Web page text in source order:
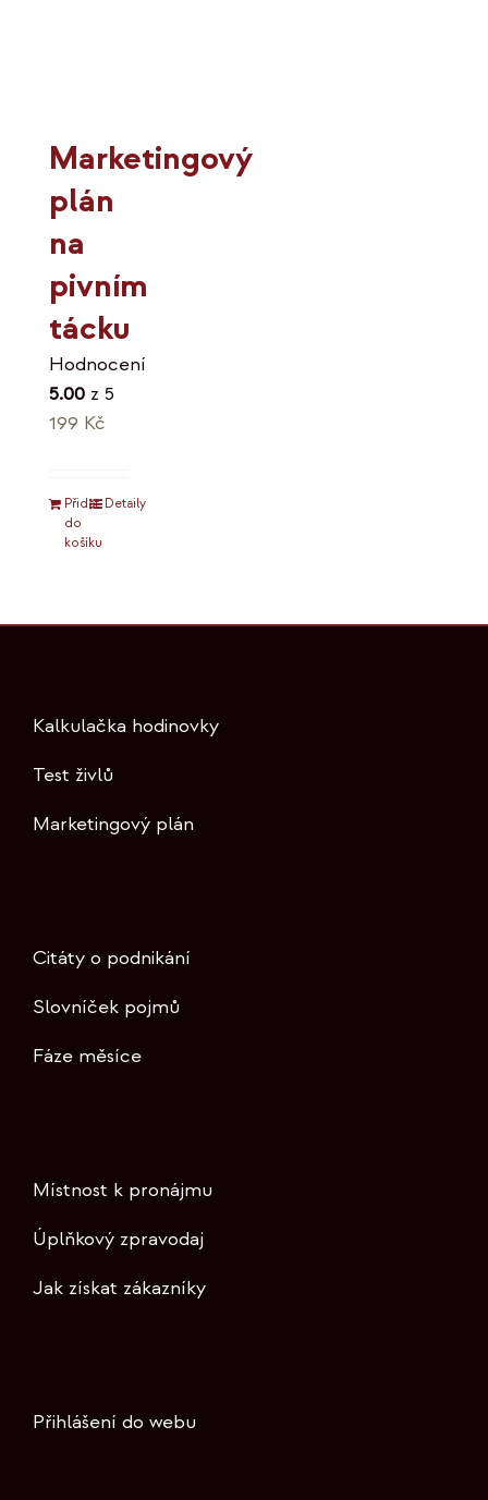
Marketingový
plán
na
pivním
tácku
Hodnocení
5.00 z 5
199 Kč
Přidat
do
košíku
Detaily
Kalkulačka hodinovky
Test živlů
Marketingový plán
Citáty o podnikání
Slovníček pojmů
Fáze měsíce
Místnost k pronájmu
Úplňkový zpravodaj
Jak získat zákazníky
Přihlášení do webu